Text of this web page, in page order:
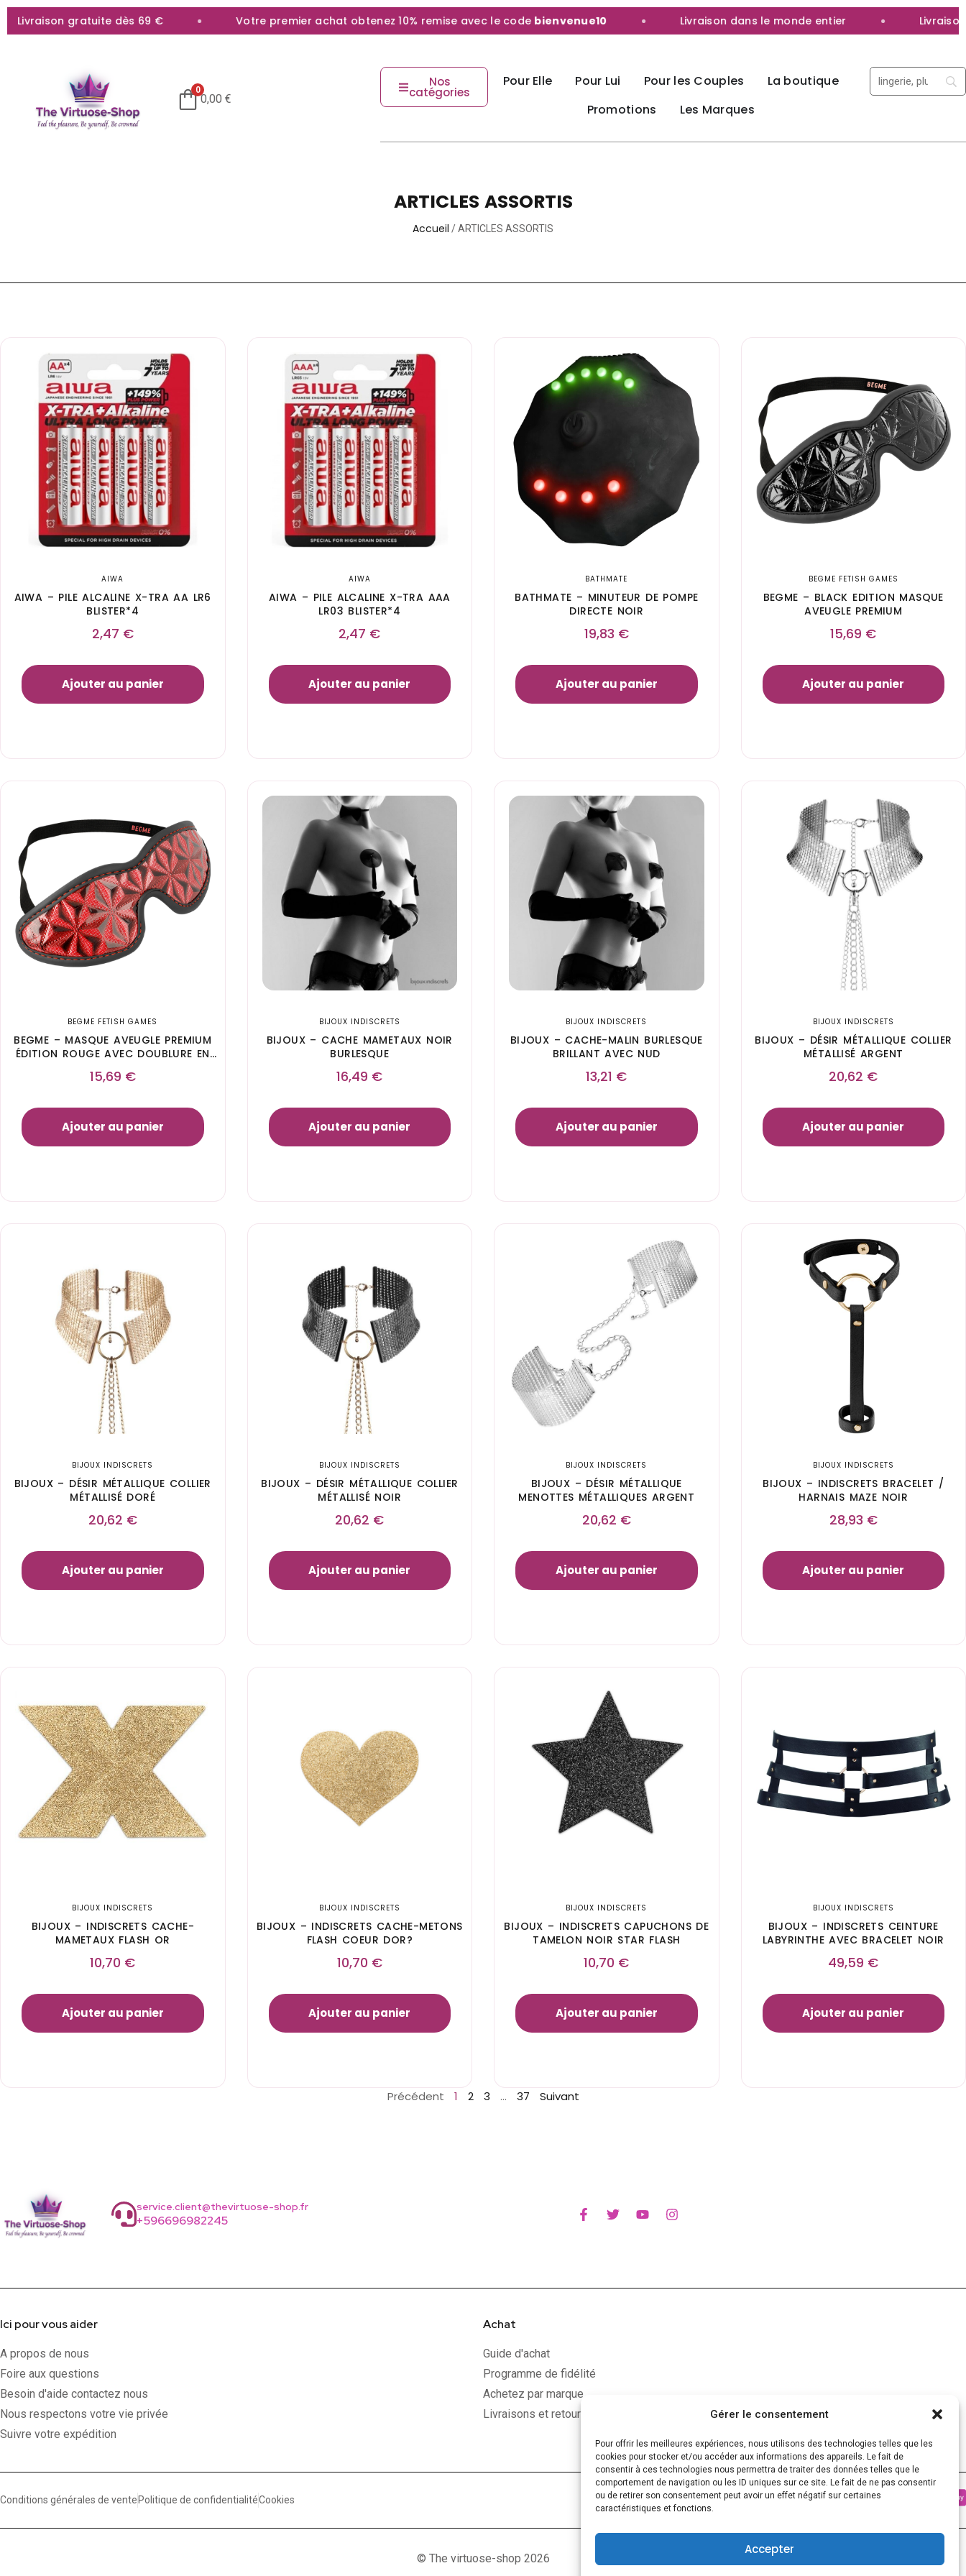
Gérer le consentement
Pour offrir les meilleures expériences, nous utilisons des technologies telles que les
cookies pour stocker et/ou accéder aux informations des appareils. Le fait de
consentir à ces technologies nous permettra de traiter des données telles que le
comportement de navigation ou les ID uniques sur ce site. Le fait de ne pas consentir
ou de retirer son consentement peut avoir un effet négatif sur certaines
caractéristiques et fonctions.
Accepter
gratuite dès 69 € Votre premier achat obtenez 10% remise avec le code bienvenue10 Livraison dans le monde entier Livraison
0
0,00€
Nos
catégories
Pour Elle Pour Lui Pour les Couples
La boutique
Promotions
Les Marques
ARTICLES ASSORTIS
Accueil / ARTICLES ASSORTIS
AIWA
AIWA – PILE ALCALINE X-TRA AA LR6
BLISTER*4
2,47 €
Ajouter au panier
AIWA
AIWA – PILE ALCALINE X-TRA AAA
LR03 BLISTER*4
2,47 €
Ajouter au panier
BATHMATE
BATHMATE – MINUTEUR DE POMPE
DIRECTE NOIR
19,83 €
Ajouter au panier
BEGME FETISH GAMES
BEGME – BLACK EDITION MASQUE
AVEUGLE PREMIUM
15,69 €
Ajouter au panier
BEGME FETISH GAMES
BEGME – MASQUE AVEUGLE PREMIUM
ÉDITION ROUGE AVEC DOUBLURE EN
15,69 €
Ajouter au panier
BIJOUX INDISCRETS
BIJOUX – CACHE MAMETAUX NOIR
BURLESQUE
16,49 €
Ajouter au panier
BIJOUX INDISCRETS
BIJOUX – CACHE-MALIN BURLESQUE
BRILLANT AVEC NUD
13,21 €
Ajouter au panier
BIJOUX INDISCRETS
BIJOUX – DÉSIR MÉTALLIQUE COLLIER
MÉTALLISÉ ARGENT
20,62 €
Ajouter au panier
BIJOUX INDISCRETS
BIJOUX – DÉSIR MÉTALLIQUE COLLIER
MÉTALLISÉ DORÉ
20,62 €
Ajouter au panier
BIJOUX INDISCRETS
BIJOUX – DÉSIR MÉTALLIQUE COLLIER
MÉTALLISÉ NOIR
20,62 €
Ajouter au panier
BIJOUX INDISCRETS
BIJOUX – DÉSIR MÉTALLIQUE
MENOTTES MÉTALLIQUES ARGENT
20,62 €
Ajouter au panier
BIJOUX INDISCRETS
BIJOUX – INDISCRETS BRACELET /
HARNAIS MAZE NOIR
28,93 €
Ajouter au panier
BIJOUX INDISCRETS
BIJOUX – INDISCRETS CACHE-
MAMETAUX FLASH OR
10,70 €
Ajouter au panier
BIJOUX INDISCRETS
BIJOUX – INDISCRETS CACHE-METONS
FLASH COEUR DOR?
10,70 €
Ajouter au panier
BIJOUX INDISCRETS
BIJOUX – INDISCRETS CAPUCHONS DE
TAMELON NOIR STAR FLASH
10,70 €
Ajouter au panier
BIJOUX INDISCRETS
BIJOUX – INDISCRETS CEINTURE
LABYRINTHE AVEC BRACELET NOIR
49,59 €
Ajouter au panier
Précédent 1 2 3 … 37 Suivant
service.client@thevirtuose-shop.fr
+596696982245
Ici pour vous aider
A propos de nous
Foire aux questions
Besoin d'aide contactez nous
Nous respectons votre vie privée
Suivre votre expédition
Achat
Guide d'achat
Programme de fidélité
Achetez par marque
Livraisons et retours
Conditions générales de vente Politique de confidentialitéCookies
© The virtuose-shop 2026